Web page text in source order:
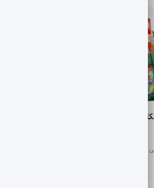
عید؛ این شوینده‌ها را هرگز ترکیب
عید؛ این شوینده‌ها را ترکیب نکنید با نزدیک